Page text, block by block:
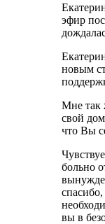
эфир
новым
Мне так
свой
что Вы
больно
вы в